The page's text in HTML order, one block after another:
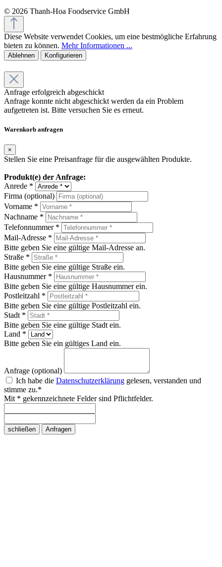
© 2026 Thanh-Hoa Foodservice GmbH
Diese Website verwendet Cookies, um eine bestmögliche Erfahrung
bieten zu können. Mehr Informationen ...
Ablehnen Konfigurieren
Anfrage erfolgreich abgeschickt
Anfrage konnte nicht abgeschickt werden da ein Problem
aufgetreten ist. Bitte versuchen Sie es erneut.
Warenkorb anfragen
×
Stellen Sie eine Preisanfrage für die ausgewählten Produkte.
Produkt(e) der Anfrage:
Anrede *
Firma (optional)
Vorname *
Nachname *
Telefonnummer *
Mail-Adresse *
Bitte geben Sie eine gültige Mail-Adresse an.
Straße *
Bitte geben Sie eine gültige Straße ein.
Hausnummer *
Bitte geben Sie eine gültige Hausnummer ein.
Postleitzahl *
Bitte geben Sie eine gültige Postleitzahl ein.
Stadt *
Bitte geben Sie eine gültige Stadt ein.
Land *
Bitte geben Sie ein gültiges Land ein.
Anfrage (optional)
Ich habe die Datenschutzerklärung gelesen, verstanden und
stimme zu.*
Mit * gekennzeichnete Felder sind Pflichtfelder.
schließen Anfragen